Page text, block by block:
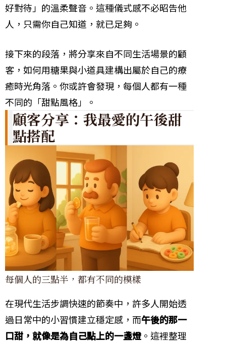
好對待」的溫柔聲音。這種儀式感不必昭告他
人，只需你自己知道，就已足夠。
接下來的段落，將分享來自不同生活場景的顧
客，如何用糖果與小道具建構出屬於自己的療
癒時光角落。你或許會發現，每個人都有一種
不同的「甜點風格」。
顧客分享：我最愛的午後甜
點搭配
每個人的三點半，都有不同的模樣
在現代生活步調快速的節奏中，許多人開始透
過日常中的小習慣建立穩定感，而午後的那一
口甜，就像是為自己點上的一盞燈。這裡整理